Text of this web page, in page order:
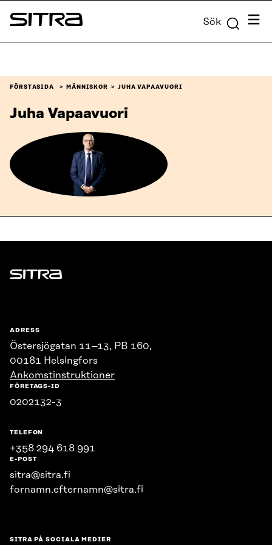
Skip to
content
Sitra Sök Meny
FÖRSTASIDA MÄNNISKOR JUHA VAPAAVUORI
Juha Vapaavuori
Sitra
ADRESS
Östersjögatan 11–13, PB 160,
00181 Helsingfors
Ankomstinstruktioner
FÖRETAGS-ID
0202132-3
TELEFON
+358 294 618 991
E-POST
sitra@sitra.fi
fornamn.efternamn@sitra.fi
SITRA PÅ SOCIALA MEDIER